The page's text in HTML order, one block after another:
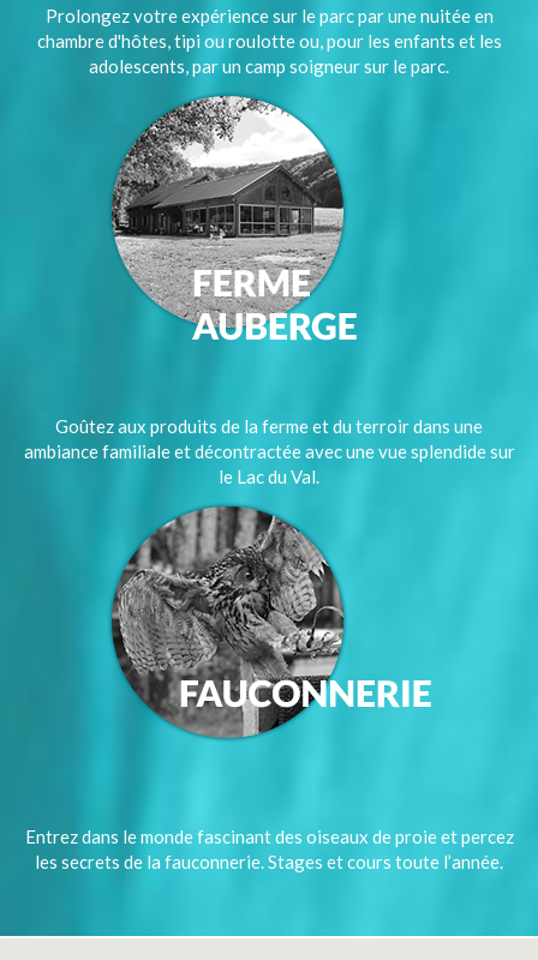
Prolongez votre expérience sur le parc par une nuitée en
chambre d'hôtes, tipi ou roulotte ou, pour les enfants et les
adolescents, par un camp soigneur sur le parc.
Goûtez aux produits de la ferme et du terroir dans une
ambiance familiale et décontractée avec une vue splendide sur
le Lac du Val.
Entrez dans le monde fascinant des oiseaux de proie et percez
les secrets de la fauconnerie. Stages et cours toute l’année.